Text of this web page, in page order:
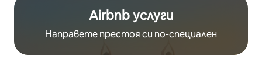
Airbnb услуги
Направете престоя си по-специален